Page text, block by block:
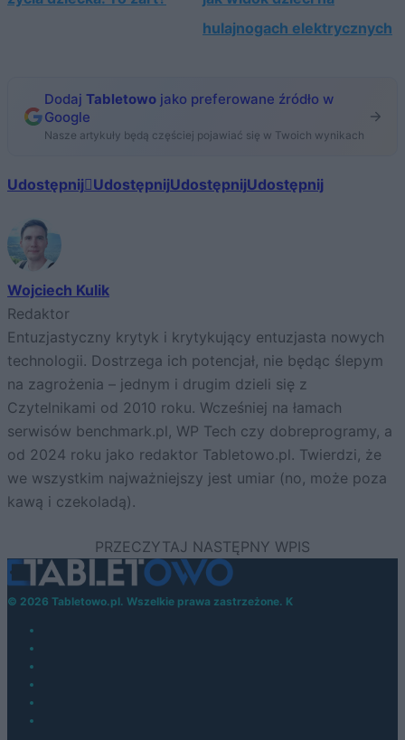
hulajnogach elektrycznych
Dodaj Tabletowo jako preferowane źródło w
Google
Nasze artykuły będą częściej pojawiać się w Twoich wynikach
Udostępnij UdostępnijUdostępnijUdostępnij
Wojciech Kulik
Redaktor
Entuzjastyczny krytyk i krytykujący entuzjasta nowych
technologii. Dostrzega ich potencjał, nie będąc ślepym
na zagrożenia – jednym i drugim dzieli się z
Czytelnikami od 2010 roku. Wcześniej na łamach
serwisów benchmark.pl, WP Tech czy dobreprogramy, a
od 2024 roku jako redaktor Tabletowo.pl. Twierdzi, że
we wszystkim najważniejszy jest umiar (no, może poza
kawą i czekoladą).
© 2026 Tabletowo.pl. Wszelkie prawa zastrzeżone. K